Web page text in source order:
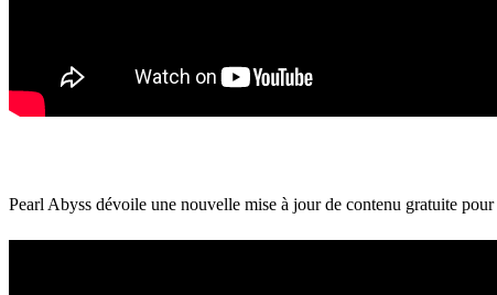
Pearl Abyss dévoile une nouvelle mise à jour de contenu gratuite pour